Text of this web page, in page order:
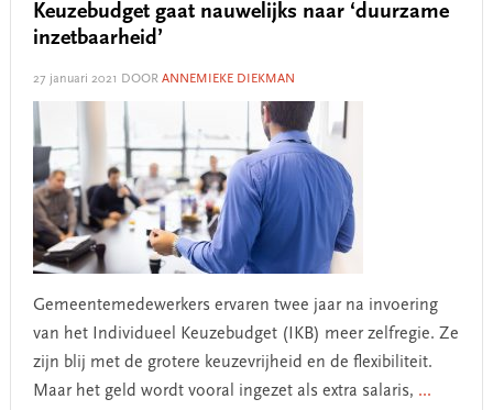
Keuzebudget gaat nauwelijks naar ‘duurzame
inzetbaarheid’
27 januari 2021 DOOR ANNEMIEKE DIEKMAN
Gemeentemedewerkers ervaren twee jaar na invoering
van het Individueel Keuzebudget (IKB) meer zelfregie. Ze
zijn blij met de grotere keuzevrijheid en de flexibiliteit.
Maar het geld wordt vooral ingezet als extra salaris, ...